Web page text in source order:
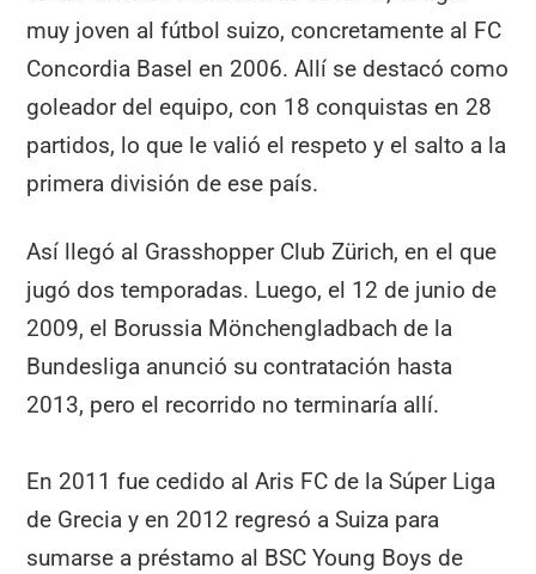
muy joven al fútbol suizo, concretamente al FC
Concordia Basel en 2006. Allí se destacó como
goleador del equipo, con 18 conquistas en 28
partidos, lo que le valió el respeto y el salto a la
primera división de ese país.
Así llegó al Grasshopper Club Zürich, en el que
jugó dos temporadas. Luego, el 12 de junio de
2009, el Borussia Mönchengladbach de la
Bundesliga anunció su contratación hasta
2013, pero el recorrido no terminaría allí.
En 2011 fue cedido al Aris FC de la Súper Liga
de Grecia y en 2012 regresó a Suiza para
sumarse a préstamo al BSC Young Boys de